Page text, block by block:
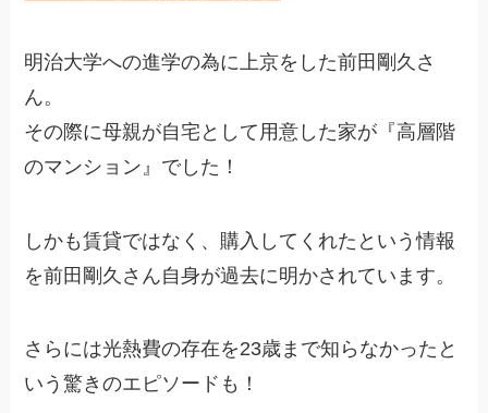
明治大学への進学の為に上京をした前田剛久さ
ん。
その際に母親が自宅として用意した家が『高層階
のマンション』でした！
しかも賃貸ではなく、購入してくれたという情報
を前田剛久さん自身が過去に明かされています。
さらには光熱費の存在を23歳まで知らなかったと
いう驚きのエピソードも！